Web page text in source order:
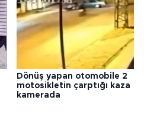
Dönüş yapan otomobile 2
motosikletin çarptığı kaza
kamerada